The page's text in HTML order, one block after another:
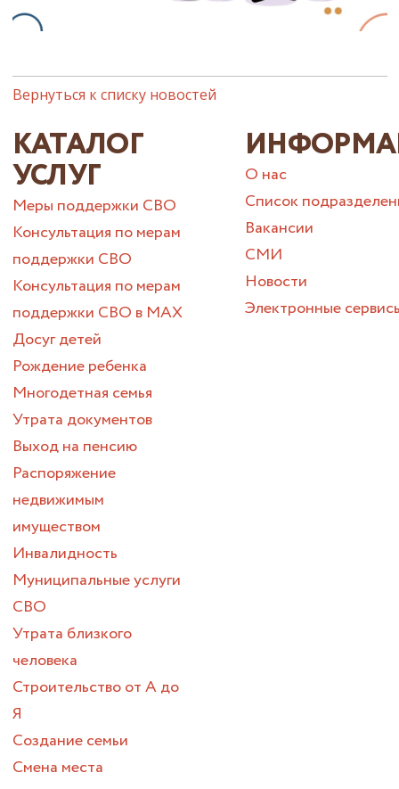
Вернуться к списку новостей
КАТАЛОГ
УСЛУГ
Меры поддержки СВО
Консультация по мерам
поддержки СВО
Консультация по мерам
поддержки СВО в МАХ
Досуг детей
Рождение ребенка
Многодетная семья
Утрата документов
Выход на пенсию
Распоряжение
недвижимым
имуществом
Инвалидность
Муниципальные услуги
СВО
Утрата близкого
человека
Строительство от А до
Я
Создание семьи
Смена места
О нас
Список
Вакансии
СМИ
Новости
Электронные